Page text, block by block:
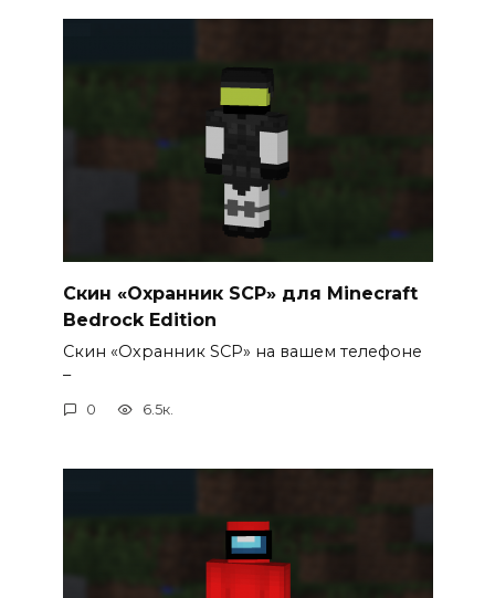
Скин «Охранник SCP» для Minecraft
Bedrock Edition
Скин «Охранник SCP» на вашем телефоне
–
0 6.5к.